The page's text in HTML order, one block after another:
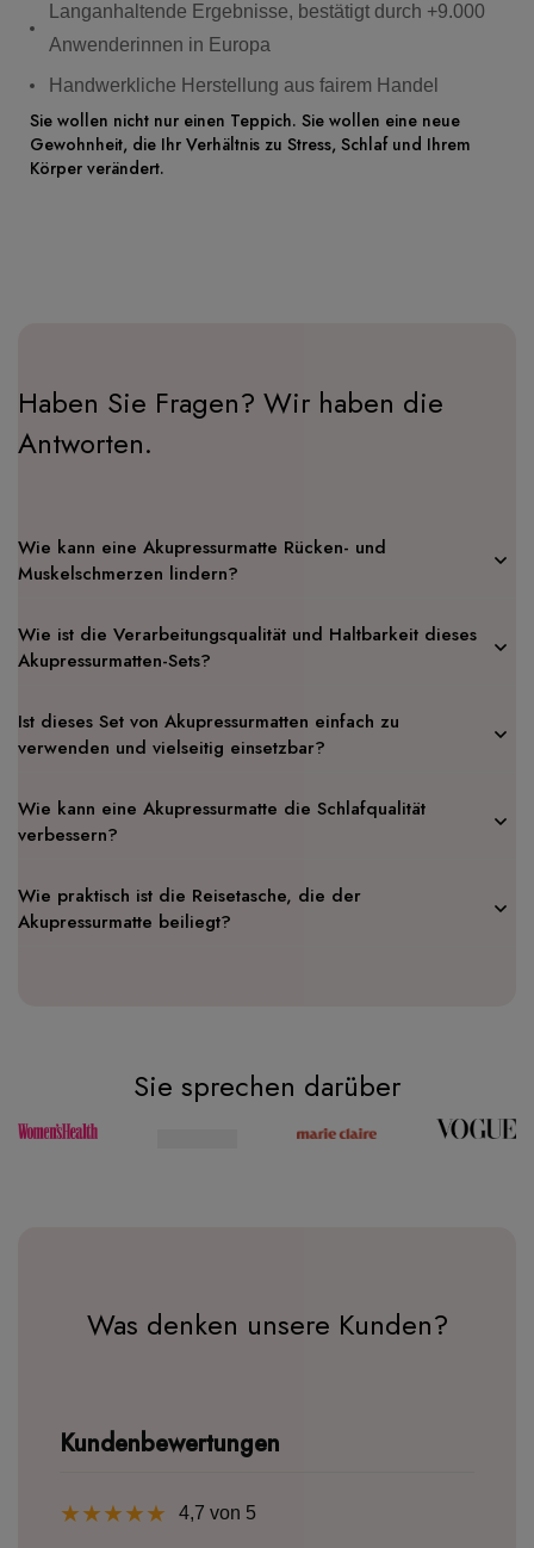
Langanhaltende Ergebnisse, bestätigt durch +9.000
Anwenderinnen in Europa
Handwerkliche Herstellung aus fairem Handel
Sie wollen nicht nur einen Teppich. Sie wollen eine neue
Gewohnheit, die Ihr Verhältnis zu Stress, Schlaf und Ihrem
Körper verändert.
Haben Sie Fragen? Wir haben die
Antworten.
Wie kann eine Akupressurmatte Rücken- und
Muskelschmerzen lindern?
Wie ist die Verarbeitungsqualität und Haltbarkeit dieses
Akupressurmatten-Sets?
Ist dieses Set von Akupressurmatten einfach zu
verwenden und vielseitig einsetzbar?
Wie kann eine Akupressurmatte die Schlafqualität
verbessern?
Wie praktisch ist die Reisetasche, die der
Akupressurmatte beiliegt?
Sie sprechen darüber
Was denken unsere Kunden?
Kundenbewertungen
★★★★★ 4,7 von 5